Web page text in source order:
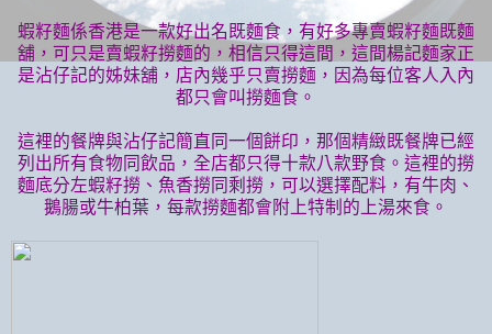
蝦籽麵係香港是一款好出名既麵食，有好多專賣蝦籽麵既麵
舖，可只是賣蝦籽撈麵的，相信只得這間，這間楊記麵家正
是沾仔記的姊妹舖，店內幾乎只賣撈麵，因為每位客人入內
都只會叫撈麵食。
這裡的餐牌與沾仔記簡直同一個餅印，那個精緻既餐牌已經
列出所有食物同飲品，全店都只得十款八款野食。這裡的撈
麵底分左蝦籽撈、魚香撈同剩撈，可以選擇配料，有牛肉、
鵝腸或牛柏葉，每款撈麵都會附上特制的上湯來食。